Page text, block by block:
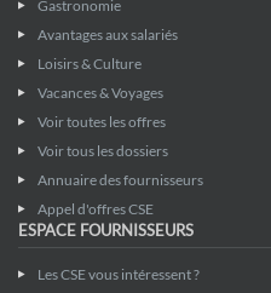
Gastronomie
Avantages aux salariés
Loisirs & Culture
Vacances & Voyages
Voir toutes les offres
Voir tous les dossiers
Annuaire des fournisseurs
Appel d'offres CSE
ESPACE FOURNISSEURS
Les CSE vous intéressent ?